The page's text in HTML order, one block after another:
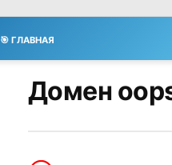
🎯 ГЛАВНАЯ
Домен